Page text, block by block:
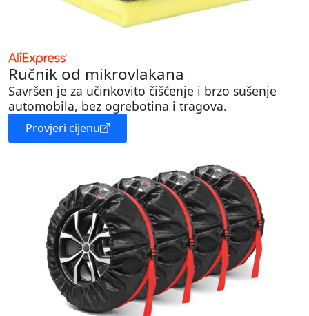
Ručnik od mikrovlakana
Savršen je za učinkovito čišćenje i brzo sušenje
automobila, bez ogrebotina i tragova.
Provjeri cijenu